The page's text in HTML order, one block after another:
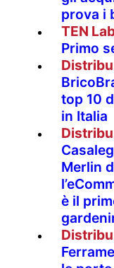
prova i
TEN
Primo
top 10
in Italia
Merlin
è il